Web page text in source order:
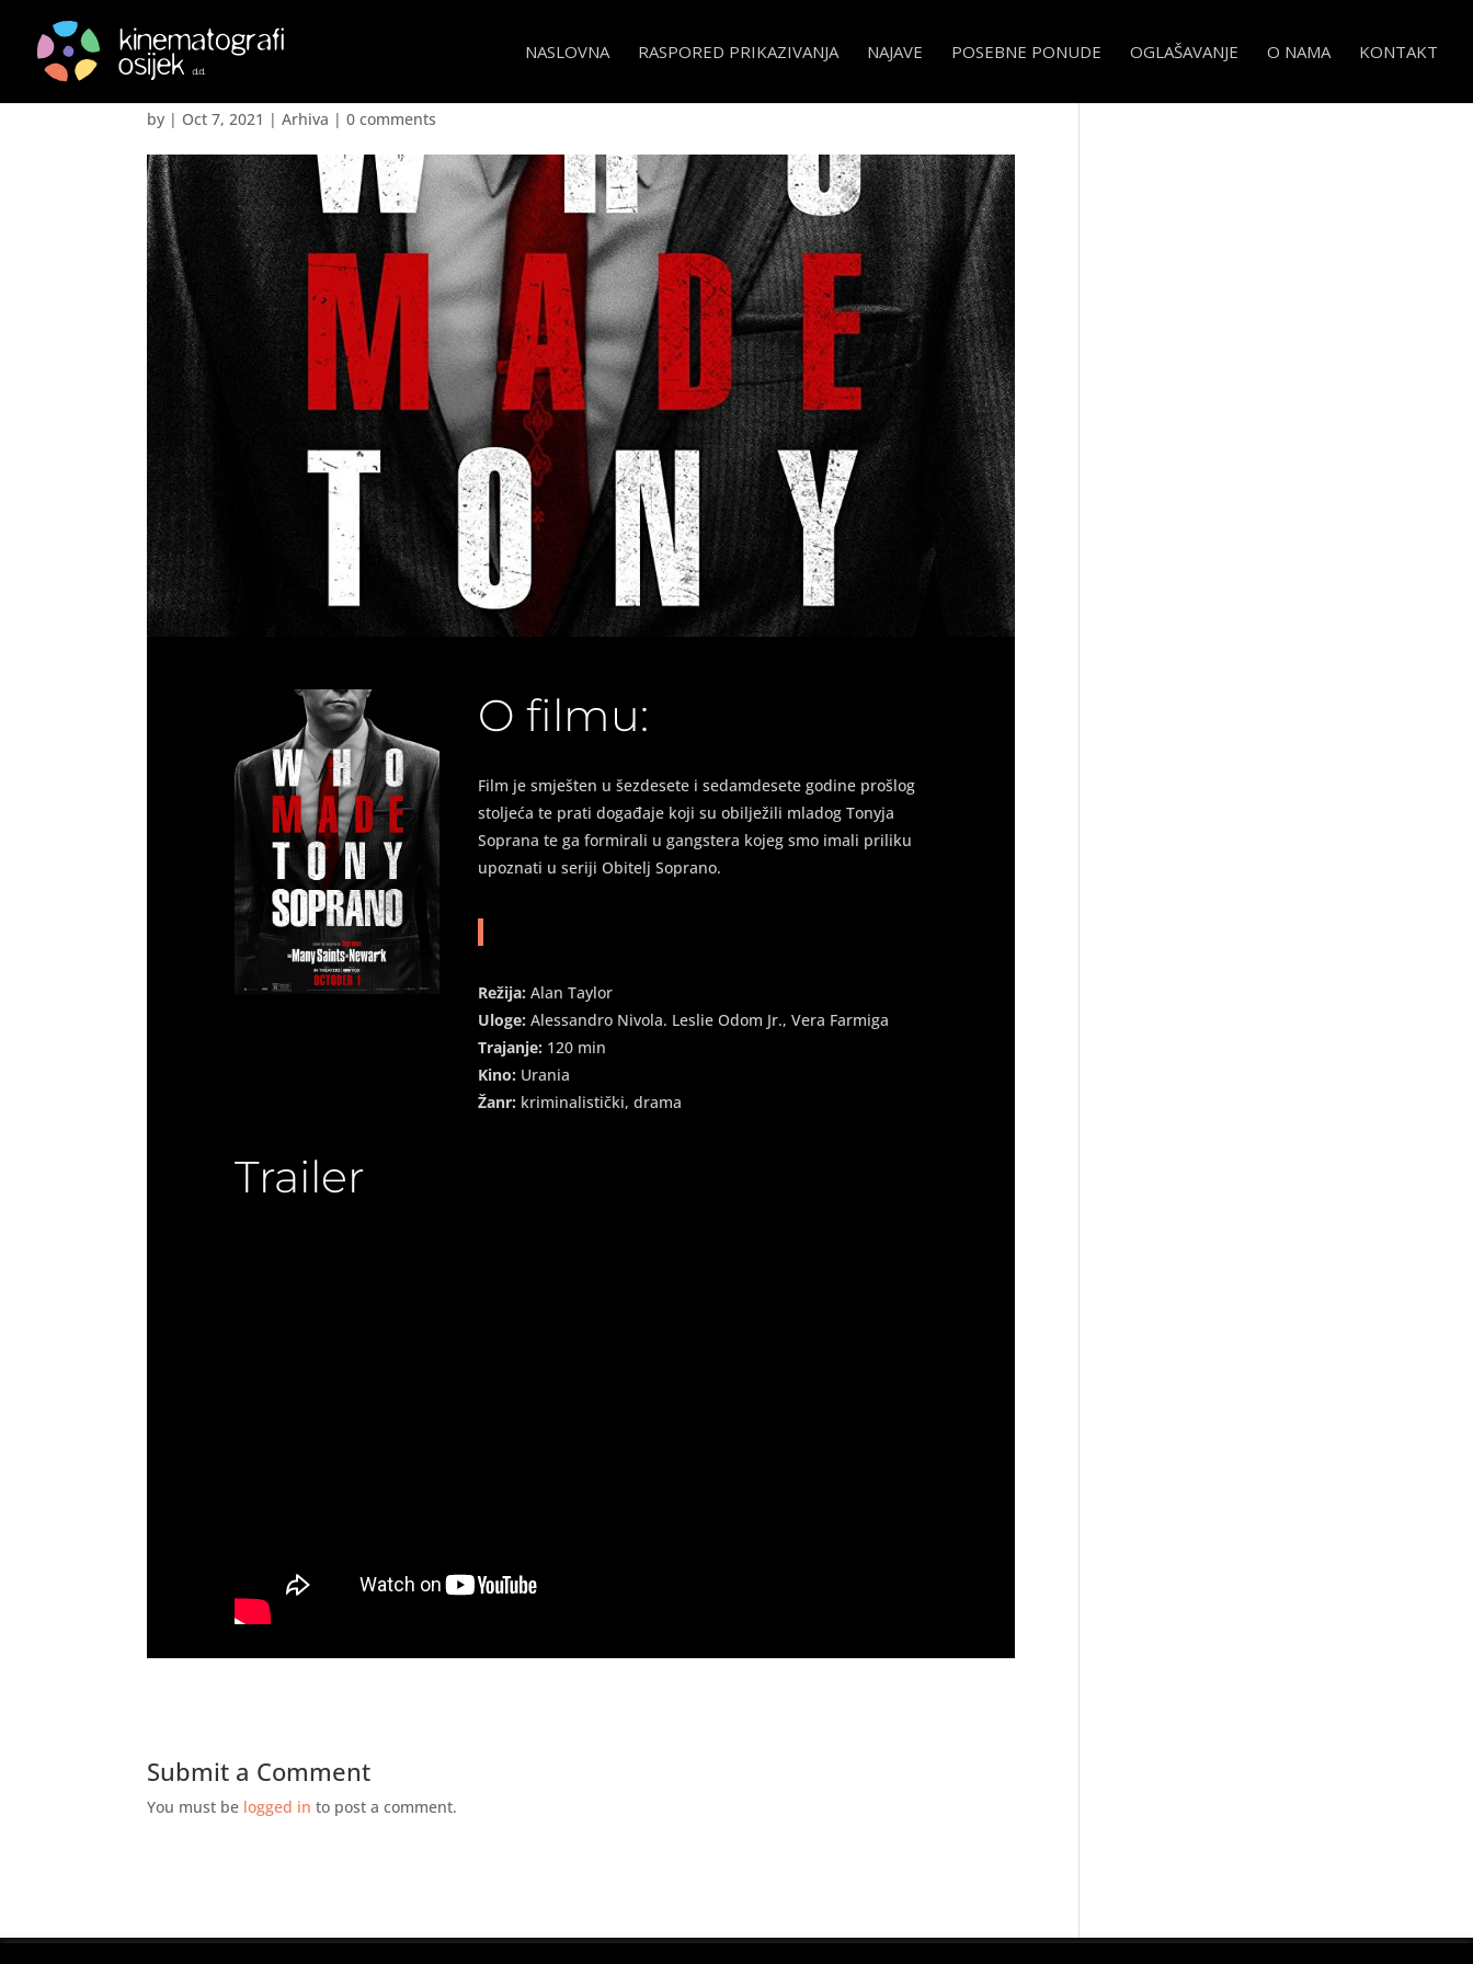
NASLOVNA RASPORED PRIKAZIVANJA NAJAVE POSEBNE PONUDE OGLAŠAVANJE O NAMA KONTAKT
Svi sveci mafije – The Many Saints of Newark
by | Oct 7, 2021 |Arhiva |0 comments
O filmu:
Film je smješten u šezdesete i sedamdesete godine prošlog
stoljeća te prati događaje koji su obilježili mladog Tonyja
Soprana te ga formirali u gangstera kojeg smo imali priliku
upoznati u seriji Obitelj Soprano.
Režija:Alan Taylor
Uloge: Alessandro Nivola. Leslie Odom Jr., Vera Farmiga
Trajanje: 120 min
Kino: Urania
Žanr: kriminalistički, drama
Trailer
Submit a Comment
You must be logged in to post a comment.